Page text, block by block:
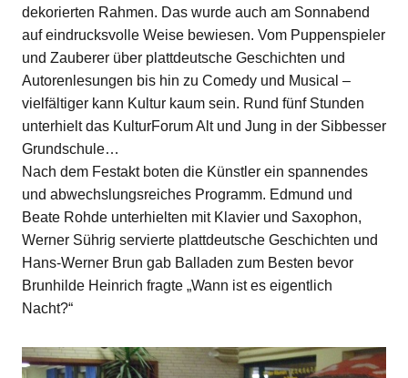
dekorierten Rahmen. Das wurde auch am Sonnabend
auf eindrucksvolle Weise bewiesen. Vom Puppenspieler
und Zauberer über plattdeutsche Geschichten und
Autorenlesungen bis hin zu Comedy und Musical –
vielfältiger kann Kultur kaum sein. Rund fünf Stunden
unterhielt das KulturForum Alt und Jung in der Sibbesser
Grundschule…
Nach dem Festakt boten die Künstler ein spannendes
und abwechslungsreiches Programm. Edmund und
Beate Rohde unterhielten mit Klavier und Saxophon,
Werner Sührig servierte plattdeutsche Geschichten und
Hans-Werner Brun gab Balladen zum Besten bevor
Brunhilde Heinrich fragte „Wann ist es eigentlich
Nacht?“